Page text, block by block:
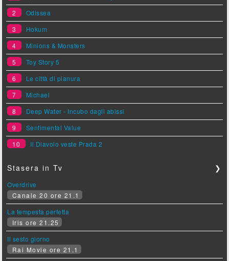
2
Odissea
3
Hokum
4
Minions & Monsters
5
Toy Story 5
6
Le città di pianura
7
Michael
8
Deep Water - Incubo dagli abissi
9
Sentimental Value
10
Il Diavolo veste Prada 2
Stasera in Tv ❯
Overdrive
Canale 20 ore 21.1
La tempesta perfetta
Iris ore 21.25
Il sesto giorno
Rai Movie ore 21.1